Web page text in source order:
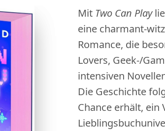
Mit Two Can Play
eine charmant-
Romance, die
Lovers, Geek-/
intensiven
Die Geschichte
Chance erhält, ein